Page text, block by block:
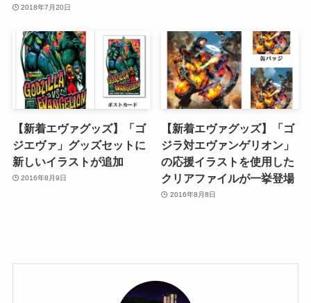
2018年7月20日
【新着エヴァグッズ】「ゴ
ジエヴァ」グッズセットに
新しいイラストが追加
2016年8月9日
【新着エヴァグッズ】「ゴ
ジラ対エヴァンゲリオン」
の応援イラストを使用した
クリアファイルが一挙登場
2016年8月8日